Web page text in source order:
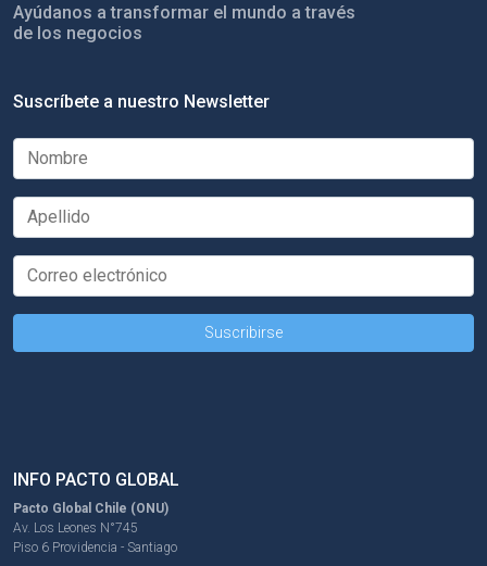
Ayúdanos a transformar el mundo a través
de los negocios
Suscríbete a nuestro Newsletter
INFO PACTO GLOBAL
Pacto Global Chile (ONU)
Av. Los Leones N°745
Piso 6 Providencia - Santiago